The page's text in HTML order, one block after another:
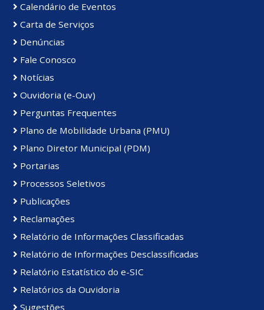
Calendário de Eventos
Carta de Serviços
Denúncias
Fale Conosco
Notícias
Ouvidoria (e-Ouv)
Perguntas Frequentes
Plano de Mobilidade Urbana (PMU)
Plano Diretor Municipal (PDM)
Portarias
Processos Seletivos
Publicações
Reclamações
Relatório de Informações Classificadas
Relatório de Informações Desclassificadas
Relatório Estatístico do e-SIC
Relatórios da Ouvidoria
Sugestões